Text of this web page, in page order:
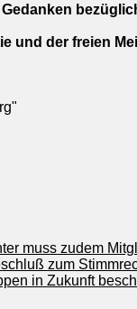
und der freien
muss zudem
zum
in Zukunft